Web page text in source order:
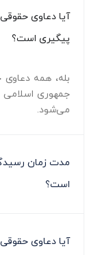
آیا دعاوی حقوقی
پیگیری است؟
بله، همه دعاوی
جمهوری اسلامی
می‌شود.
مدت زمان
است؟
آیا دعاوی